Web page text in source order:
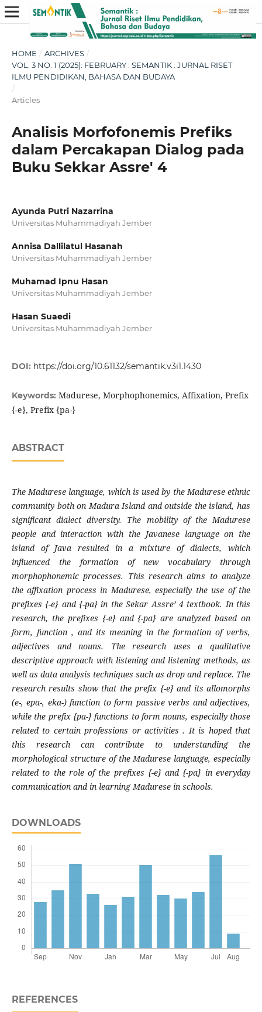
HOME / ARCHIVES /
VOL. 3 NO. 1 (2025): FEBRUARY : SEMANTIK : JURNAL RISET
ILMU PENDIDIKAN, BAHASA DAN BUDAYA
/
Articles
Analisis Morfofonemis Prefiks
dalam Percakapan Dialog pada
Buku Sekkar Assre' 4
Ayunda Putri Nazarrina
Universitas Muhammadiyah Jember
Annisa Dallilatul Hasanah
Universitas Muhammadiyah Jember
Muhamad Ipnu Hasan
Universitas Muhammadiyah Jember
Hasan Suaedi
Universitas Muhammadiyah Jember
DOI: https://doi.org/10.61132/semantik.v3i1.1430
Keywords: Madurese, Morphophonemics, Affixation, Prefix
{-e}, Prefix {pa-}
ABSTRACT
The Madurese language, which is used by the Madurese ethnic
community both on Madura Island and outside the island, has
significant dialect diversity. The mobility of the Madurese
people and interaction with the Javanese language on the
island of Java resulted in a mixture of dialects, which
influenced the formation of new vocabulary through
morphophonemic processes. This research aims to analyze
the affixation process in Madurese, especially the use of the
prefixes {-e} and {-pa} in the Sekar Assre’ 4 textbook. In this
research, the prefixes {-e} and {-pa} are analyzed based on
form, function , and its meaning in the formation of verbs,
adjectives and nouns. The research uses a qualitative
descriptive approach with listening and listening methods, as
well as data analysis techniques such as drop and replace. The
research results show that the prefix {-e} and its allomorphs
(e-, epa-, eka-) function to form passive verbs and adjectives,
while the prefix {pa-} functions to form nouns, especially those
related to certain professions or activities . It is hoped that
this research can contribute to understanding the
morphological structure of the Madurese language, especially
related to the role of the prefixes {-e} and {-pa} in everyday
communication and in learning Madurese in schools.
DOWNLOADS
REFERENCES